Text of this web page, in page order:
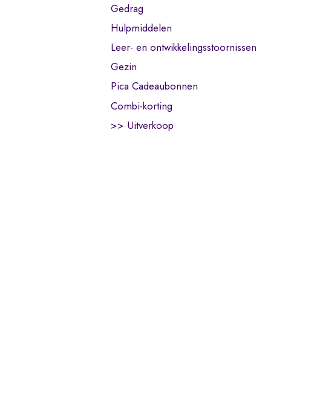
Gedrag
Hulpmiddelen
Leer- en ontwikkelingsstoornissen
Gezin
Pica Cadeaubonnen
Combi-korting
>> Uitverkoop